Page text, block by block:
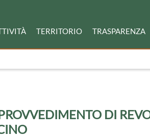
TERRITORIO TRASPARENZA
DI